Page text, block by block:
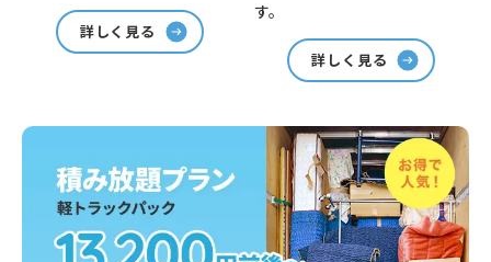
詳しく見る
す。
詳しく見る